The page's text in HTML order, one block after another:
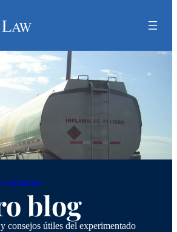
camiones
blog
consejos útiles del experimentado